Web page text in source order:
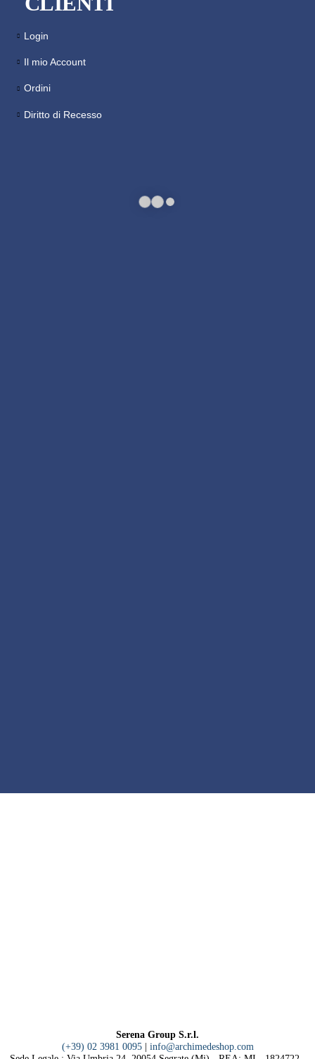
Login
Il mio Account
Ordini
Diritto di Recesso
Serena Group S.r.l.
(+39) 02 3981 0095| info@archimedeshop.com